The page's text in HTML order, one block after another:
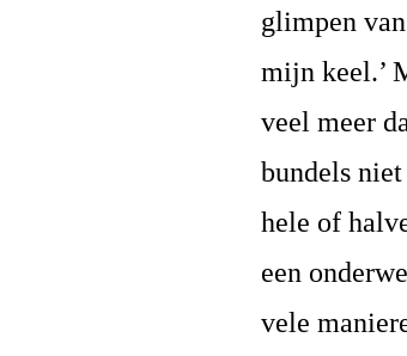
glimpen
mijn keel.’
veel meer
bundels
hele of
een
vele